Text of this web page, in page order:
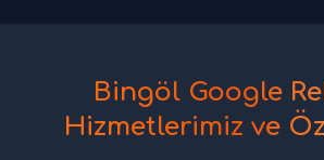
Bingöl Google
Hizmetlerimiz ve